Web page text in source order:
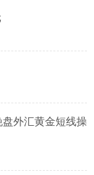
外汇黄金短线操